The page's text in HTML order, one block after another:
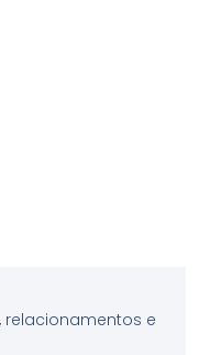
relacionamentos e